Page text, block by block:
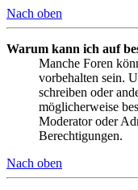
Nach oben
Warum kann ich auf
Manche Foren
vorbehalten sein.
schreiben oder
möglicherweise
Moderator oder
Berechtigungen.
Nach oben